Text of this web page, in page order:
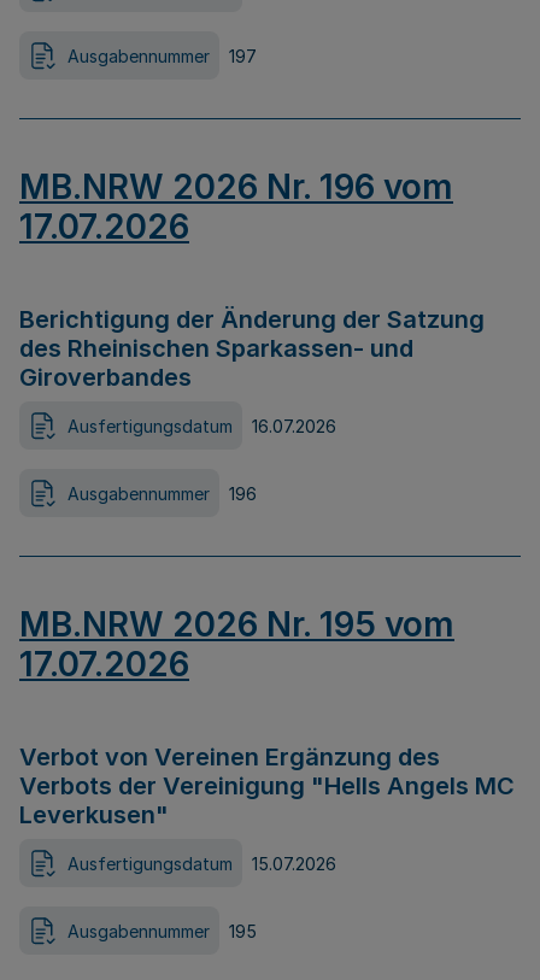
Ausgabennummer 197
MB.NRW 2026 Nr. 196 vom
17.07.2026
Berichtigung der Änderung der Satzung
des Rheinischen Sparkassen- und
Giroverbandes
Ausfertigungsdatum 16.07.2026
Ausgabennummer 196
MB.NRW 2026 Nr. 195 vom
17.07.2026
Verbot von Vereinen Ergänzung des
Verbots der Vereinigung "Hells Angels MC
Leverkusen"
Ausfertigungsdatum 15.07.2026
Ausgabennummer 195